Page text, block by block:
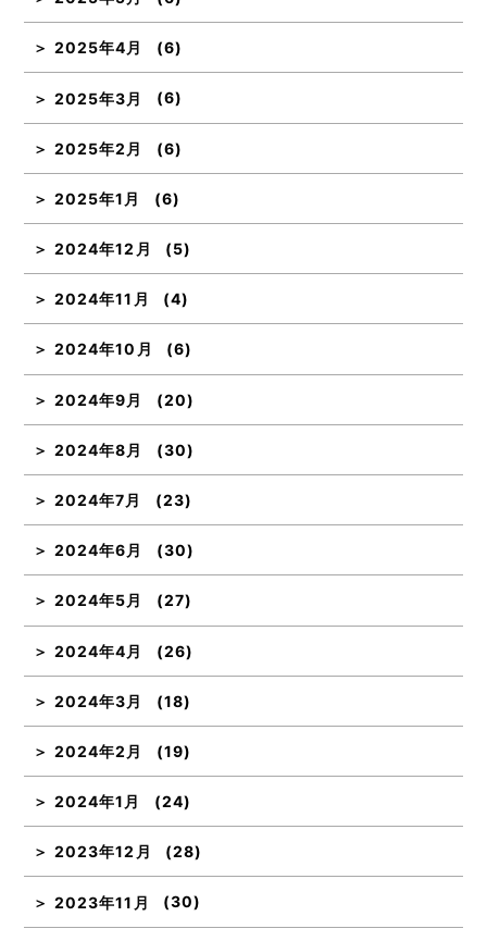
2025年4月 (6)
2025年3月 (6)
2025年2月 (6)
2025年1月 (6)
2024年12月 (5)
2024年11月 (4)
2024年10月 (6)
2024年9月 (20)
2024年8月 (30)
2024年7月 (23)
2024年6月 (30)
2024年5月 (27)
2024年4月 (26)
2024年3月 (18)
2024年2月 (19)
2024年1月 (24)
2023年12月 (28)
2023年11月 (30)